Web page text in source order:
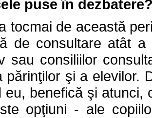
puse în
tocmai de această
de consultare atât a
sau consiliilor
părinţilor şi a elevilor.
eu, benefică şi atunci,
opţiuni - ale